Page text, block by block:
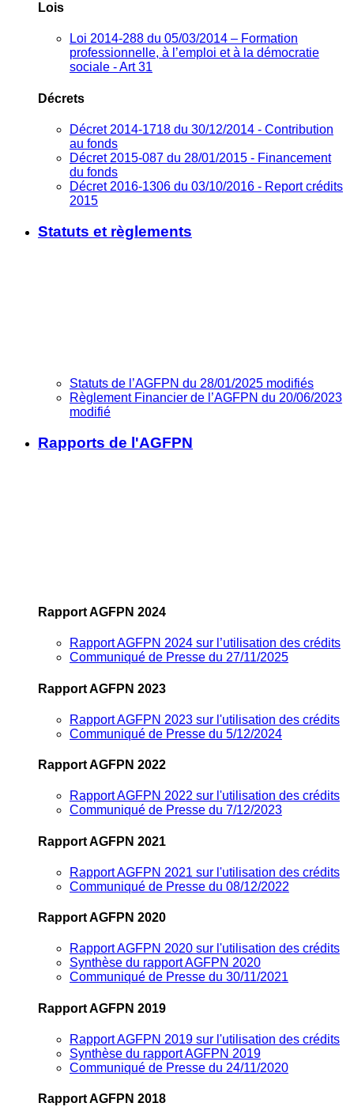
Lois
Loi 2014-288 du 05/03/2014 – Formation
professionnelle, à l’emploi et à la démocratie
sociale - Art 31
Décrets
Décret 2014-1718 du 30/12/2014 - Contribution
au fonds
Décret 2015-087 du 28/01/2015 - Financement
du fonds
Décret 2016-1306 du 03/10/2016 - Report crédits
2015
Statuts et règlements
Statuts de l’AGFPN du 28/01/2025 modifiés
Règlement Financier de l’AGFPN du 20/06/2023
modifié
Rapports de l'AGFPN
Rapport AGFPN 2024
Rapport AGFPN 2024 sur l’utilisation des crédits
Communiqué de Presse du 27/11/2025
Rapport AGFPN 2023
Rapport AGFPN 2023 sur l'utilisation des crédits
Communiqué de Presse du 5/12/2024
Rapport AGFPN 2022
Rapport AGFPN 2022 sur l'utilisation des crédits
Communiqué de Presse du 7/12/2023
Rapport AGFPN 2021
Rapport AGFPN 2021 sur l'utilisation des crédits
Communiqué de Presse du 08/12/2022
Rapport AGFPN 2020
Rapport AGFPN 2020 sur l'utilisation des crédits
Synthèse du rapport AGFPN 2020
Communiqué de Presse du 30/11/2021
Rapport AGFPN 2019
Rapport AGFPN 2019 sur l'utilisation des crédits
Synthèse du rapport AGFPN 2019
Communiqué de Presse du 24/11/2020
Rapport AGFPN 2018